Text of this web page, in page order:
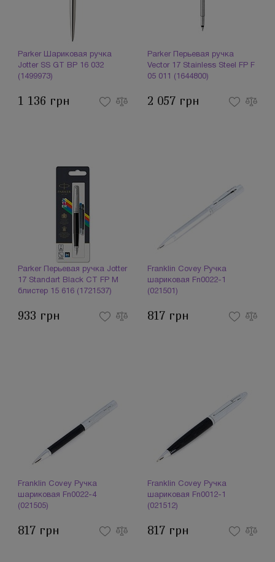
Parker Шариковая ручка
Jotter SS GT BP 16 032
(1499973)
1 136 грн
Parker Перьевая ручка
Vector 17 Stainless Steel FP F
05 011 (1644800)
2 057 грн
Parker Перьевая ручка Jotter
17 Standart Black CT FP M
блистер 15 616 (1721537)
933 грн
Franklin Covey Ручка
шариковая Fn0022-1
(021501)
817 грн
Franklin Covey Ручка
шариковая Fn0022-4
(021505)
817 грн
Franklin Covey Ручка
шариковая Fn0012-1
(021512)
817 грн